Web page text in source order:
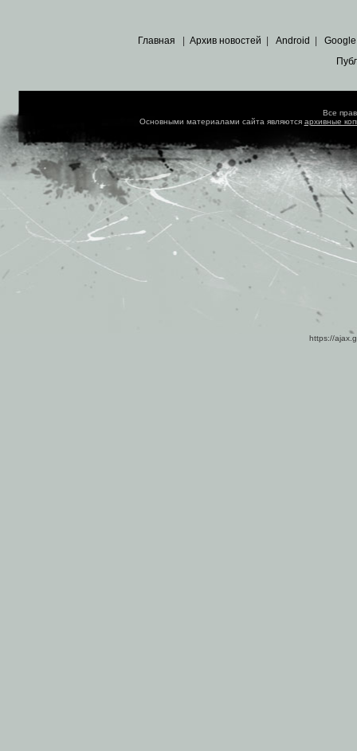
Главная Архив новостей Android Google
Все
Основными материалами сайта являются архивные
https://